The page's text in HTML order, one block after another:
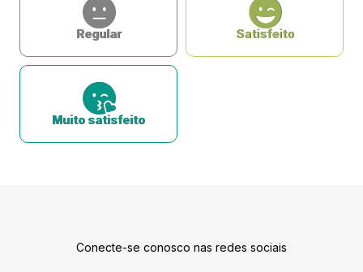
Regular Satisfeito
Muito satisfeito
Conecte-se conosco nas redes sociais